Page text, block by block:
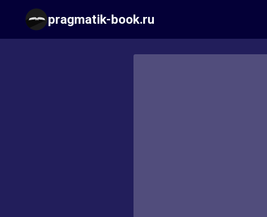
содержимому
pragmatik-book.ru